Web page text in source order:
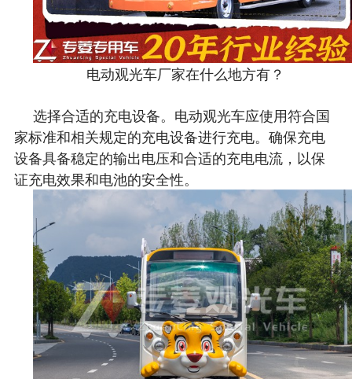
电动观光车厂家在什么地方有？
选择合适的充电设备。电动观光车应使用符合国
家标准和相关规定的充电设备进行充电。确保充电
设备具备稳定的输出电压和合适的充电电流，以保
证充电效果和电池的安全性。